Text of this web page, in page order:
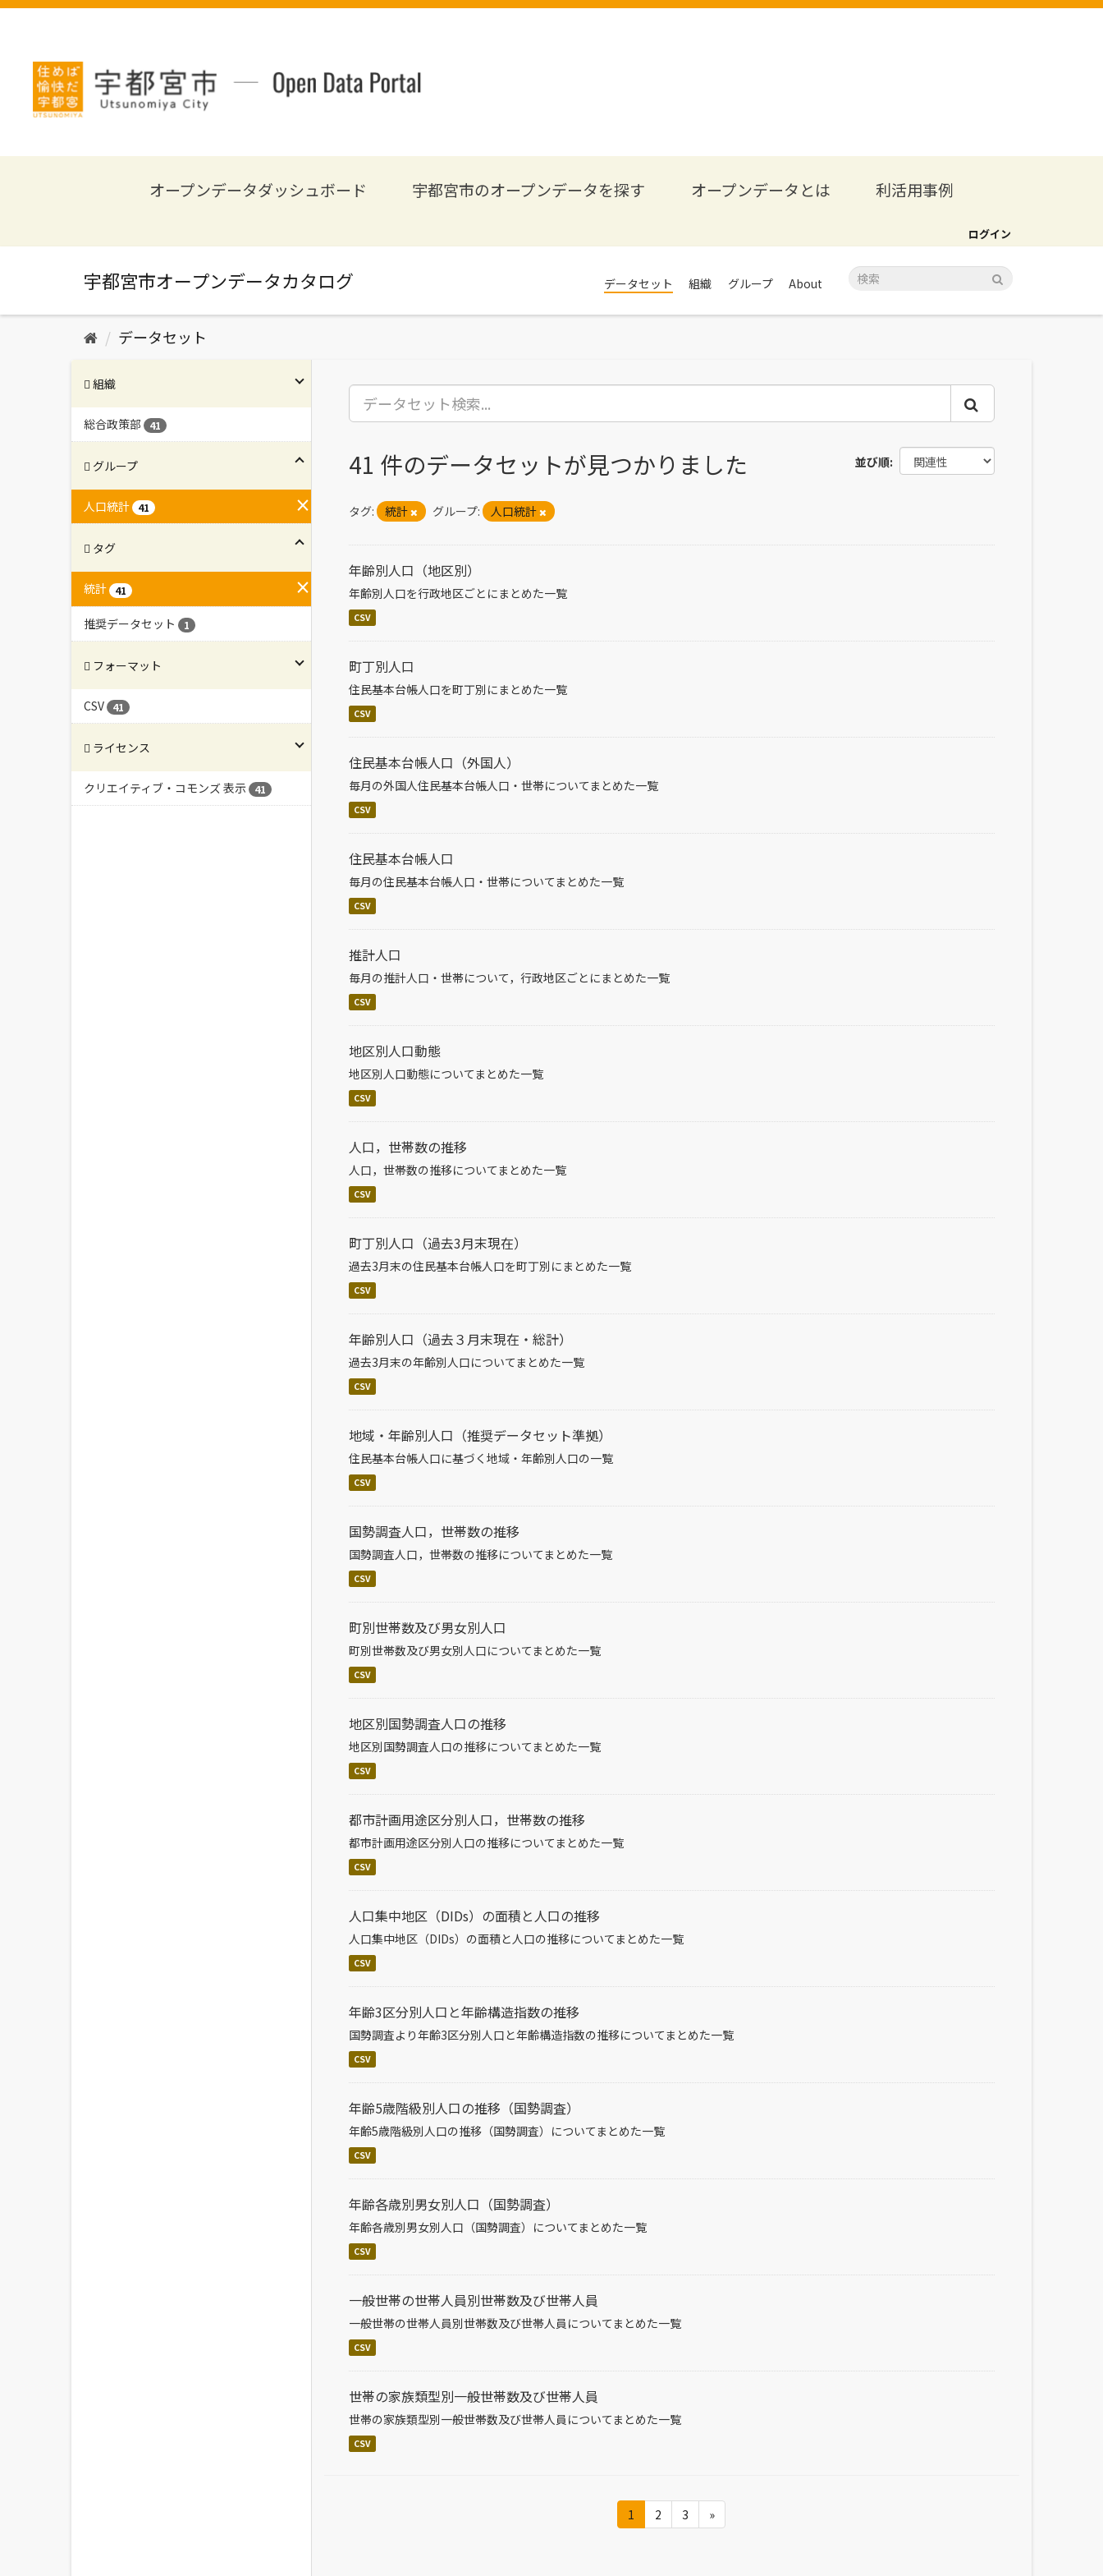
ス
オープンデータダッシュボード 宇都宮市のオープンデータを探す オープンデータとは 利活用事例
ログイン
データセット 組織 グループ About
データセット
組織
総合政策部 41
グループ
人口統計 41
タグ
統計 41
推奨データセット 1
フォーマット
CSV 41
ライセンス
クリエイティブ・コモンズ 表示 41
並び順
41 件のデータセットが見つかりました
タグ: 統計 グループ: 人口統計
年齢別人口（地区別）
年齢別人口を行政地区ごとにまとめた一覧
CSV
町丁別人口
住民基本台帳人口を町丁別にまとめた一覧
CSV
住民基本台帳人口（外国人）
毎月の外国人住民基本台帳人口・世帯についてまとめた一覧
CSV
住民基本台帳人口
毎月の住民基本台帳人口・世帯についてまとめた一覧
CSV
推計人口
毎月の推計人口・世帯について，行政地区ごとにまとめた一覧
CSV
地区別人口動態
地区別人口動態についてまとめた一覧
CSV
人口，世帯数の推移
人口，世帯数の推移についてまとめた一覧
CSV
町丁別人口（過去3月末現在）
過去3月末の住民基本台帳人口を町丁別にまとめた一覧
CSV
年齢別人口（過去３月末現在・総計）
過去3月末の年齢別人口についてまとめた一覧
CSV
地域・年齢別人口（推奨データセット準拠）
住民基本台帳人口に基づく地域・年齢別人口の一覧
CSV
国勢調査人口，世帯数の推移
国勢調査人口，世帯数の推移についてまとめた一覧
CSV
町別世帯数及び男女別人口
町別世帯数及び男女別人口についてまとめた一覧
CSV
地区別国勢調査人口の推移
地区別国勢調査人口の推移についてまとめた一覧
CSV
都市計画用途区分別人口，世帯数の推移
都市計画用途区分別人口の推移についてまとめた一覧
CSV
人口集中地区（DIDs）の面積と人口の推移
人口集中地区（DIDs）の面積と人口の推移についてまとめた一覧
CSV
年齢3区分別人口と年齢構造指数の推移
国勢調査より年齢3区分別人口と年齢構造指数の推移についてまとめた一覧
CSV
年齢5歳階級別人口の推移（国勢調査）
年齢5歳階級別人口の推移（国勢調査）についてまとめた一覧
CSV
年齢各歳別男女別人口（国勢調査）
年齢各歳別男女別人口（国勢調査）についてまとめた一覧
CSV
一般世帯の世帯人員別世帯数及び世帯人員
一般世帯の世帯人員別世帯数及び世帯人員についてまとめた一覧
CSV
世帯の家族類型別一般世帯数及び世帯人員
世帯の家族類型別一般世帯数及び世帯人員についてまとめた一覧
CSV
1 2 3 »